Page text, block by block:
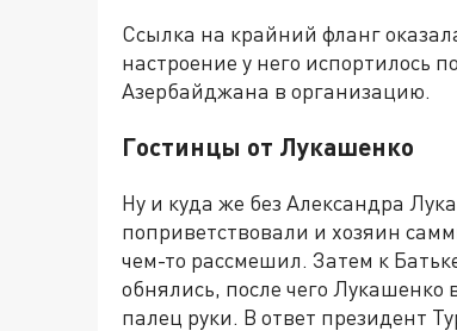
Ссылка на крайний фланг
настроение у него испортилось
Азербайджана в организацию.
Гостинцы от Лукашенко
Ну и куда же без Александра
поприветствовали и хозяин
чем-то рассмешил. Затем к
обнялись, после чего
палец руки. В ответ президент